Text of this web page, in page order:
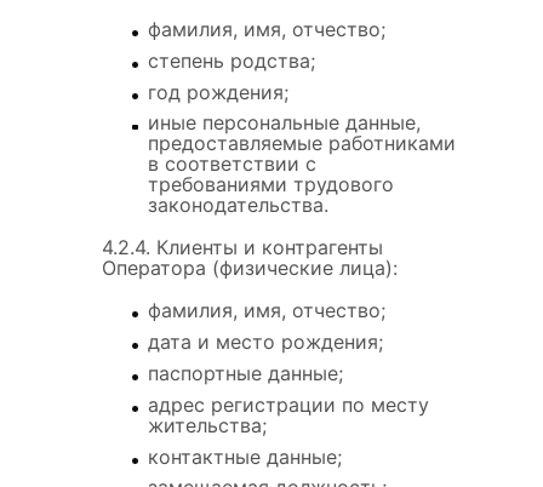
фамилия, имя, отчество;
степень родства;
год рождения;
иные персональные данные,
предоставляемые работниками
в соответствии с
требованиями трудового
законодательства.
4.2.4. Клиенты и контрагенты
Оператора (физические лица):
фамилия, имя, отчество;
дата и место рождения;
паспортные данные;
адрес регистрации по месту
жительства;
контактные данные;